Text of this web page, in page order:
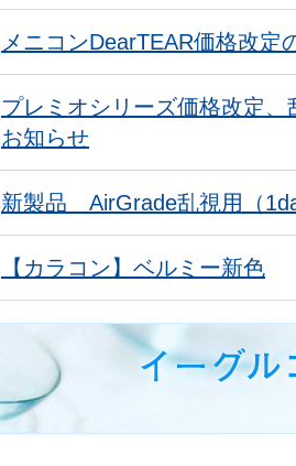
メニコンDearTEAR価格改定
プレミオシリーズ価格改定
お知らせ
新製品 AirGrade乱視用（
【カラコン】ベルミー新色